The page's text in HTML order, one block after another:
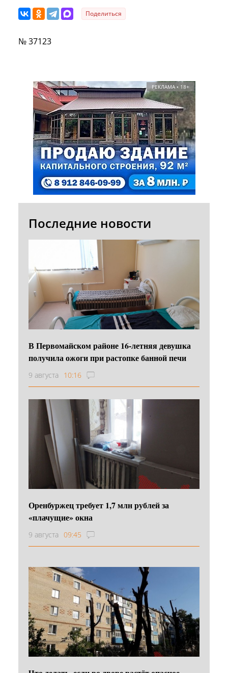
Поделиться
№ 37123
РЕКЛАМА • 18+
Последние новости
В Первомайском районе 16‑летняя девушка
получила ожоги при растопке банной печи
9 августа 10:16
Оренбуржец требует 1,7 млн рублей за
«плачущие» окна
9 августа 09:45